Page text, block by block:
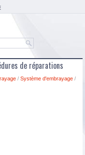
de réparations
/ Système d'embrayage /